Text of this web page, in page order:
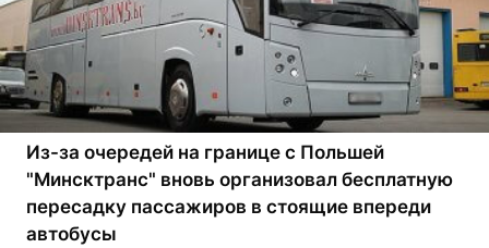
Из-за очередей на границе с Польшей
"Минсктранс" вновь организовал бесплатную
пересадку пассажиров в стоящие впереди
автобусы